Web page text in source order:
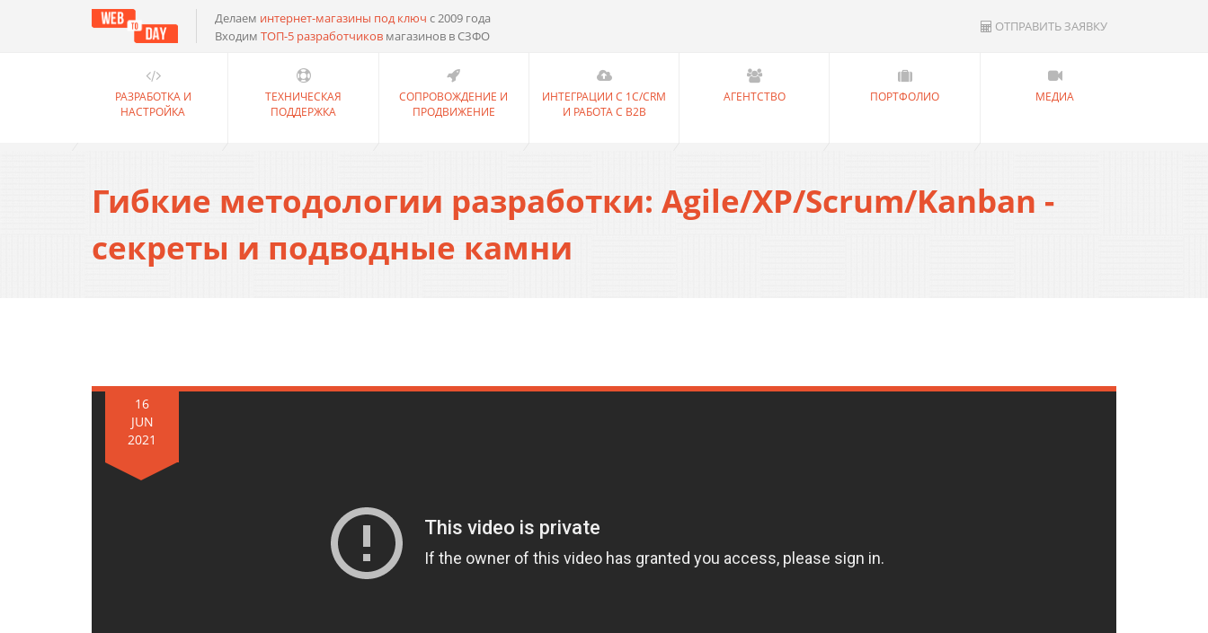
Делаем интернет-магазины под ключ с 2009 года
Входим ТОП-5 разработчиков магазинов в СЗФО
ОТПРАВИТЬ ЗАЯВКУ
РАЗРАБОТКА И
НАСТРОЙКА
ТЕХНИЧЕСКАЯ
ПОДДЕРЖКА
СОПРОВОЖДЕНИЕ И
ПРОДВИЖЕНИЕ
ИНТЕГРАЦИИ С 1С/CRM
И РАБОТА С B2B
АГЕНТСТВО ПОРТФОЛИО МЕДИА
Гибкие методологии разработки: Agile/XP/Scrum/Kanban -
секреты и подводные камни
16
JUN
2021